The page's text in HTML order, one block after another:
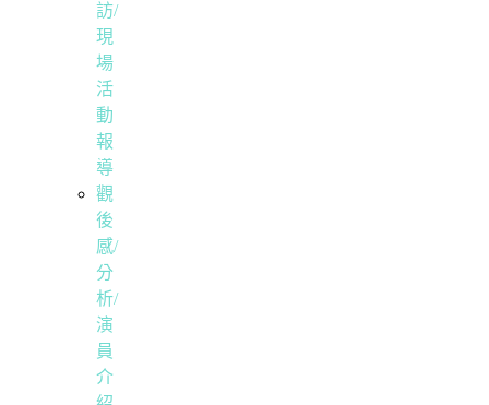
訪/
現
場
活
動
報
導
觀
後
感/
分
析/
演
員
介